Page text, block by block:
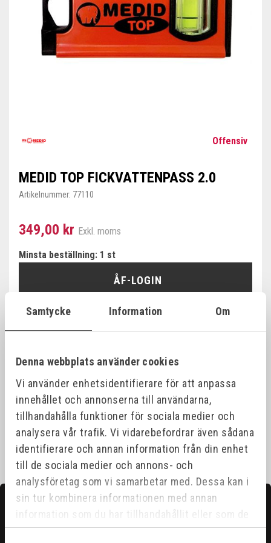
Samtycke Information Om
Denna webbplats använder cookies
Vi använder enhetsidentifierare för att anpassa
innehållet och annonserna till användarna,
tillhandahålla funktioner för sociala medier och
analysera vår trafik. Vi vidarebefordrar även sådana
identifierare och annan information från din enhet
till de sociala medier och annons- och
analysföretag som vi samarbetar med. Dessa kan i
sin tur kombinera informationen med annan
information som du har tillhandahållit eller som de
har samlat in när du har använt deras tjänster.
Offensiv
MEDID TOP FICKVATTENPASS 2.0
Artikelnummer: 77110
349,00 kr Exkl. moms
Minsta beställning: 1 st
ÅF-LOGIN
Specifikationer
Kontakta oss
Hittar du inte det du söker?